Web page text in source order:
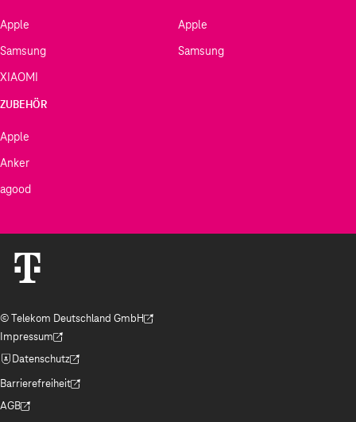
Apple
Samsung
XIAOMI
Apple
Samsung
ZUBEHÖR
Apple
Anker
agood
© Telekom Deutschland GmbH
(Der Link wird in einem neuen Tab geöffnet)
Impressum
(Der Link wird in einem neuen Tab geöffnet)
Datenschutz
(Der Link wird in einem neuen Tab geöffnet)
Barrierefreiheit
(Der Link wird in einem neuen Tab geöffnet)
AGB
(Der Link wird in einem neuen Tab geöffnet)